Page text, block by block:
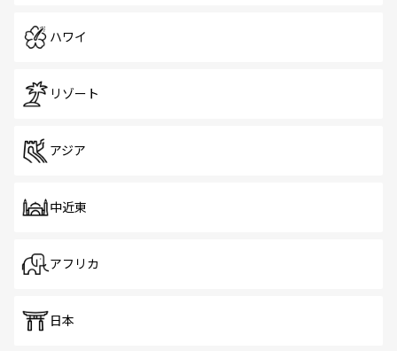
ハワイ
リゾート
アジア
中近東
アフリカ
日本